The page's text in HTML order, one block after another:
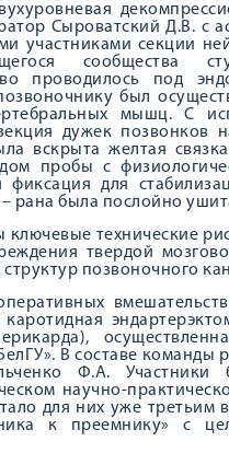
Сыроватский Д.В. с
участниками секции
сообщества
проводилось под
был
мышц. С
дужек позвонков
вскрыта желтая
пробы с
фиксация для
рана была послойно
технические
твердой
позвоночного
В составе команды
Ф.А. Участники
научно-
для них уже
к преемнику» с